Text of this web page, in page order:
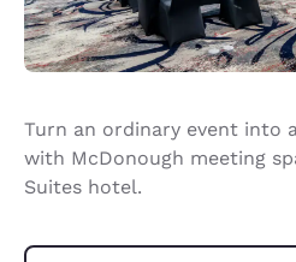
Turn an ordinary event into
with McDonough meeting
Suites hotel.